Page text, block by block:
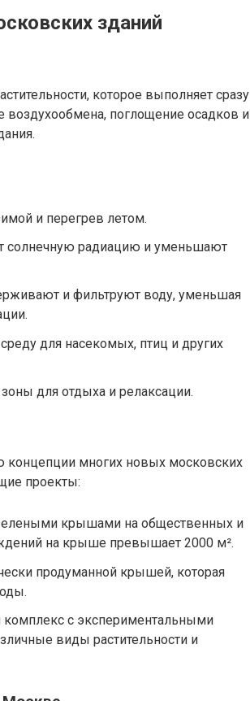
зданий
которое выполняет сразу
поглощение осадков и
и перегрев летом.
солнечную радиацию и уменьшают
и фильтруют воду, уменьшая
для насекомых, птиц и других
для отдыха и релаксации.
концепции многих новых московских
проекты:
крышами на общественных и
на крыше превышает 2000 м².
продуманной крышей, которая
с экспериментальными
виды растительности и